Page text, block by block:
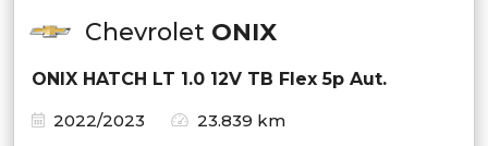
Chevrolet ONIX
ONIX HATCH LT 1.0 12V TB Flex 5p Aut.
2022/2023
23.839 km